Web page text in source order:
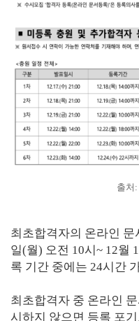
출처
최초합격자의 온라인 문
일(월) 오전 10시~ 12월
록 기간 중에는 24시간
최초합격자 중 온라인
시하지 않으면 등록 포